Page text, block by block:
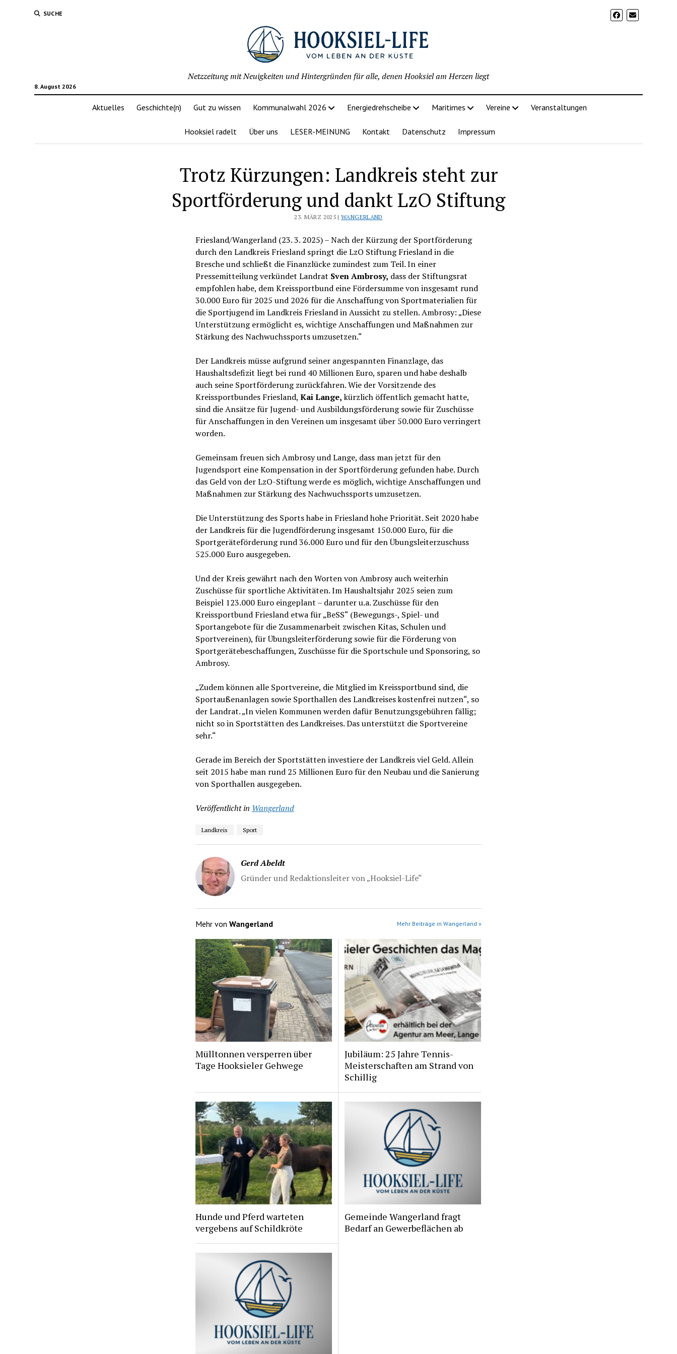
SUCHE
8. August 2026
Netzzeitung mit Neuigkeiten und Hintergründen für alle, denen Hooksiel am Herzen liegt
Aktuelles Geschichte(n) Gut zu wissen Kommunalwahl 2026 Energiedrehscheibe Maritimes Vereine Veranstaltungen
Hooksiel radelt Über uns LESER-MEINUNG Kontakt Datenschutz Impressum
Trotz Kürzungen: Landkreis steht zur
Sportförderung und dankt LzO Stiftung
23. MÄRZ 2025 |WANGERLAND
Friesland/Wangerland (23. 3. 2025) – Nach der Kürzung der Sportförderung
durch den Landkreis Friesland springt die LzO Stiftung Friesland in die
Bresche und schließt die Finanzlücke zumindest zum Teil. In einer
Pressemitteilung verkündet Landrat Sven Ambrosy, dass der Stiftungsrat
empfohlen habe, dem Kreissportbund eine Fördersumme von insgesamt rund
30.000 Euro für 2025 und 2026 für die Anschaffung von Sportmaterialien für
die Sportjugend im Landkreis Friesland in Aussicht zu stellen. Ambrosy: „Diese
Unterstützung ermöglicht es, wichtige Anschaffungen und Maßnahmen zur
Stärkung des Nachwuchssports umzusetzen.“
Der Landkreis müsse aufgrund seiner angespannten Finanzlage, das
Haushaltsdefizit liegt bei rund 40 Millionen Euro, sparen und habe deshalb
auch seine Sportförderung zurückfahren. Wie der Vorsitzende des
Kreissportbundes Friesland, Kai Lange,kürzlich öffentlich gemacht hatte,
sind die Ansätze für Jugend- und Ausbildungsförderung sowie für Zuschüsse
für Anschaffungen in den Vereinen um insgesamt über 50.000 Euro verringert
worden.
Gemeinsam freuen sich Ambrosy und Lange, dass man jetzt für den
Jugendsport eine Kompensation in der Sportförderung gefunden habe. Durch
das Geld von der LzO-Stiftung werde es möglich, wichtige Anschaffungen und
Maßnahmen zur Stärkung des Nachwuchssports umzusetzen.
Die Unterstützung des Sports habe in Friesland hohe Priorität. Seit 2020 habe
der Landkreis für die Jugendförderung insgesamt 150.000 Euro, für die
Sportgeräteförderung rund 36.000 Euro und für den Übungsleiterzuschuss
525.000 Euro ausgegeben.
Und der Kreis gewährt nach den Worten von Ambrosy auch weiterhin
Zuschüsse für sportliche Aktivitäten. Im Haushaltsjahr 2025 seien zum
Beispiel 123.000 Euro eingeplant – darunter u.a. Zuschüsse für den
Kreissportbund Friesland etwa für „BeSS“ (Bewegungs-, Spiel- und
Sportangebote für die Zusammenarbeit zwischen Kitas, Schulen und
Sportvereinen), für Übungsleiterförderung sowie für die Förderung von
Sportgerätebeschaffungen, Zuschüsse für die Sportschule und Sponsoring, so
Ambrosy.
„Zudem können alle Sportvereine, die Mitglied im Kreissportbund sind, die
Sportaußenanlagen sowie Sporthallen des Landkreises kostenfrei nutzen“, so
der Landrat. „In vielen Kommunen werden dafür Benutzungsgebühren fällig;
nicht so in Sportstätten des Landkreises. Das unterstützt die Sportvereine
sehr.“
Gerade im Bereich der Sportstätten investiere der Landkreis viel Geld. Allein
seit 2015 habe man rund 25 Millionen Euro für den Neubau und die Sanierung
von Sporthallen ausgegeben.
Veröffentlicht in Wangerland
Landkreis Sport
Gerd Abeldt
Gründer und Redaktionsleiter von „Hooksiel-Life“
Mehr von Wangerland Mehr Beiträge in Wangerland »
Mülltonnen versperren über
Tage Hooksieler Gehwege
Jubiläum: 25 Jahre Tennis-
Meisterschaften am Strand von
Schillig
Hunde und Pferd warteten
vergebens auf Schildkröte
Gemeinde Wangerland fragt
Bedarf an Gewerbeflächen ab